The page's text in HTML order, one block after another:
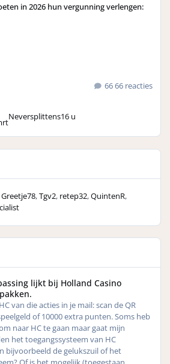
in 2026 hun vergunning verlengen:
66 reacties
Neversplittens16 u
Greetje78 Tgv2 retep32 QuintenR
lijkt bij Holland Casino
van die acties in je mail: scan de QR
of 10000 extra punten. Soms heb
naar HC te gaan maar gaat mijn
het toegangssysteem van HC
bijvoorbeeld de gelukszuil of het